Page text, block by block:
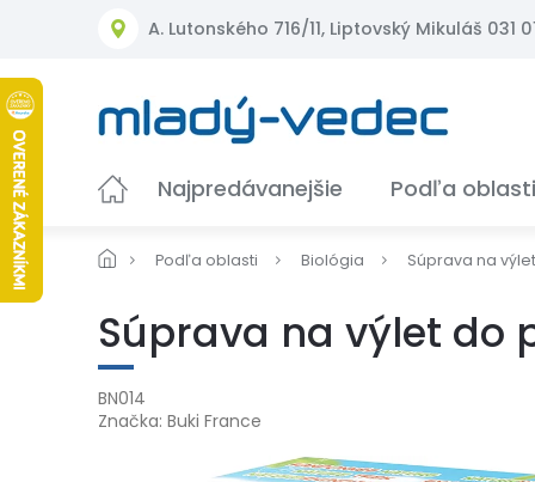
A. Lutonského 716/11, Liptovský Mikuláš 031
Najpredávanejšie Podľa oblasti
Podľa oblasti Biológia Súprava na
Súprava na výlet do
BN014
Značka: Buki France